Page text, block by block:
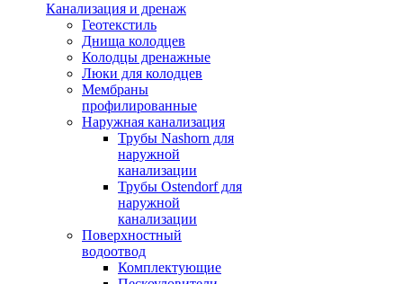
Канализация и дренаж
Геотекстиль
Днища колодцев
Колодцы дренажные
Люки для колодцев
Мембраны
профилированные
Наружная канализация
Трубы Nashorn для
наружной
канализации
Трубы Ostendorf для
наружной
канализации
Поверхностный
водоотвод
Комплектующие